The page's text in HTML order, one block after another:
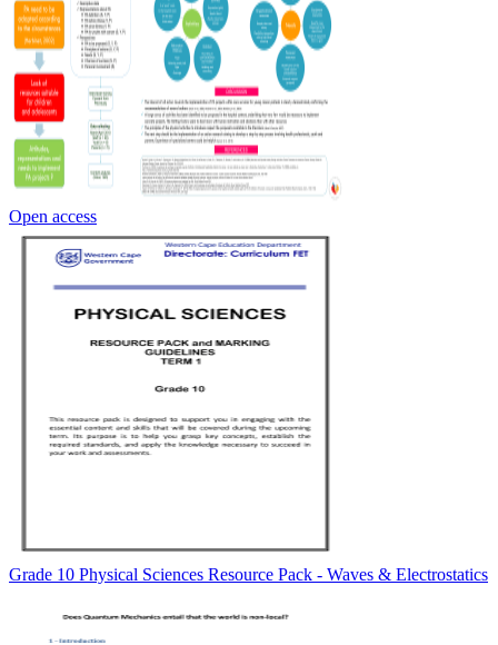
Open access
Grade 10 Physical Sciences Resource Pack - Waves & Electrostatics